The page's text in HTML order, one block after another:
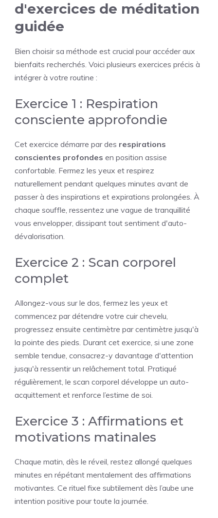
d'exercices de méditation
guidée
Bien choisir sa méthode est crucial pour accéder aux
bienfaits recherchés. Voici plusieurs exercices précis à
intégrer à votre routine :
Exercice 1 : Respiration
consciente approfondie
Cet exercice démarre par des respirations
conscientes profondes en position assise
confortable. Fermez les yeux et respirez
naturellement pendant quelques minutes avant de
passer à des inspirations et expirations prolongées. À
chaque souffle, ressentez une vague de tranquillité
vous envelopper, dissipant tout sentiment d'auto-
dévalorisation.
Exercice 2 : Scan corporel
complet
Allongez-vous sur le dos, fermez les yeux et
commencez par détendre votre cuir chevelu,
progressez ensuite centimètre par centimètre jusqu'à
la pointe des pieds. Durant cet exercice, si une zone
semble tendue, consacrez-y davantage d'attention
jusqu'à ressentir un relâchement total. Pratiqué
régulièrement, le scan corporel développe un auto-
acquittement et renforce l’estime de soi.
Exercice 3 : Affirmations et
motivations matinales
Chaque matin, dès le réveil, restez allongé quelques
minutes en répétant mentalement des affirmations
motivantes. Ce rituel fixe subtilement dès l’aube une
intention positive pour toute la journée.